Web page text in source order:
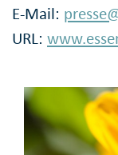
E-Mail:
URL: